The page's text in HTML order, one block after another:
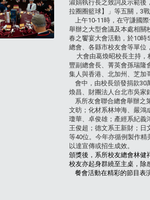
淑娟執行長之致詞及示範後
拉圈圈籃球】」等五關，3
上午10-11時，在守謙國
舉辦之大型會議及本處相關
春之饗宴大會活動，於10
總會、各縣市校友會等單位
大會由葛煥昭校長主持，
豐副總會長、菁英會孫瑞隆
集人與香港、北加州、芝加
會中，由校長頒發捐款30
煥昌、財團法人台北市吳家
系所友會聯合總會舉辦之
文昉；化材系林坤海、嚴鴻
瓊華、卓俊雄；產經系紀義
王俊超；德文系王新財；日
等40位。今年亦循例製作精
以達宣傳或招生成效。
頒獎後，系所校友總會林健
校友亦起身群繞至主桌，除
餐會活動在精彩的節目表